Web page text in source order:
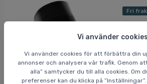
Vi använder cookies
Vi använder cookies för att förbättra din
annonser och analysera vår trafik. Genom
alla” samtycker du till alla cookies. Om
preferenser kan du klicka på ”Inställningar”.
Fri